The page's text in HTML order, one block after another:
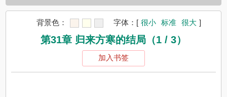
背景色： 字体： [ 很小 标准 很大 ]
第31章 归来方寒的结局（1 / 3）
加入书签